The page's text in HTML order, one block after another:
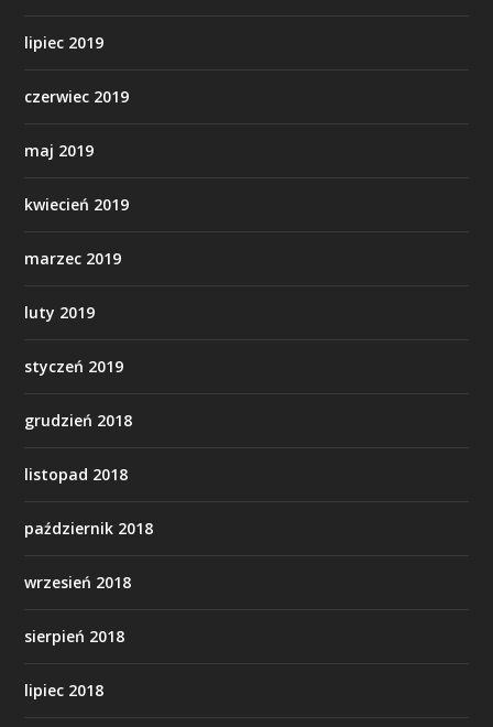
lipiec 2019
czerwiec 2019
maj 2019
kwiecień 2019
marzec 2019
luty 2019
styczeń 2019
grudzień 2018
listopad 2018
październik 2018
wrzesień 2018
sierpień 2018
lipiec 2018